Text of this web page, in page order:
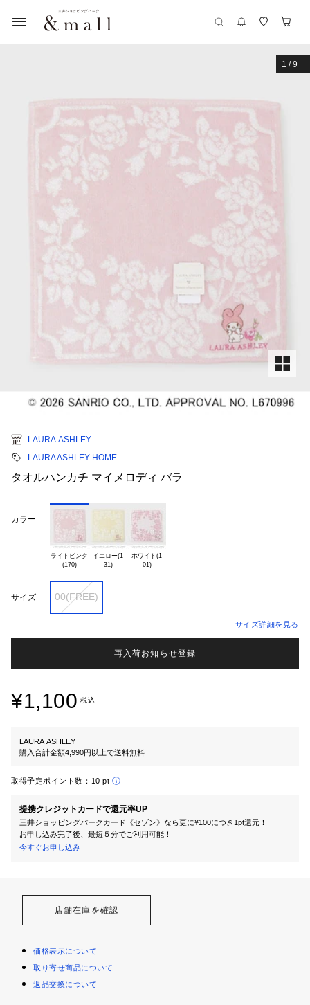
1 /9
LAURA ASHLEY
LAURA ASHLEY HOME
タオルハンカチ マイメロディ バラ
カラー
ライトピンク
(170)
イエロー(1
31)
ホワイト(1
01)
サイズ 00(FREE)
サイズ詳細を見る
再入荷お知らせ登録
¥1,100 税込
LAURA ASHLEY
購入合計金額4,990円以上で送料無料
取得予定ポイント数： 10 pt
提携クレジットカードで還元率UP
三井ショッピングパークカード《セゾン》なら更に¥100につき1pt還元！
お申し込み完了後、最短５分でご利用可能！
今すぐお申し込み
店舗在庫を確認
価格表示について
取り寄せ商品について
返品交換について